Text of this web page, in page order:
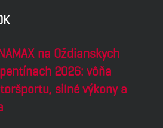
na Oždianskych
2026: vôňa
silné výkony a